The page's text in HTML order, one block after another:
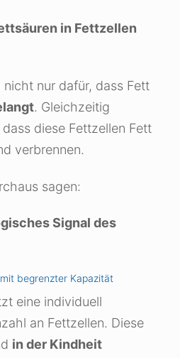
in Fettzellen
nur dafür, dass Fett
. Gleichzeitig
diese Fettzellen Fett
verbrennen.
sagen:
Signal des
begrenzter Kapazität
eine individuell
an Fettzellen. Diese
in der Kindheit